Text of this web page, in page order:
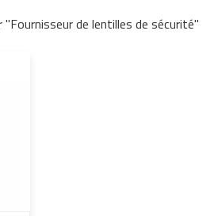
de lentilles de sécurité"